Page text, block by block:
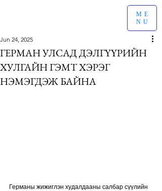
ME
NU
ГЕРМАН УЛСАД ДЭЛГҮҮРИЙН
ХУЛГАЙН ГЭМТ ХЭРЭГ
НЭМЭГДЭЖ БАЙНА
Jun 24, 2025
Германы жижиглэн худалдааны салбар сүүлийн